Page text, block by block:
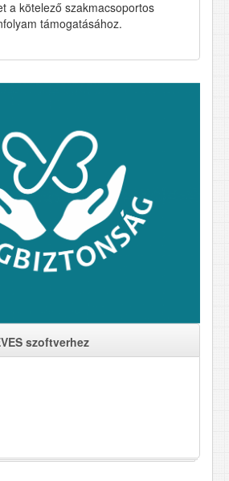
a kötelező szakmacsoportos
támogatásához.
szoftverhez